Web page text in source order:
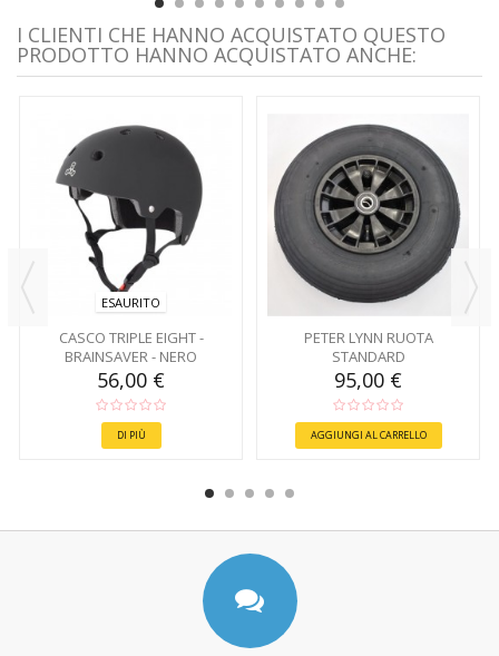
I CLIENTI CHE HANNO ACQUISTATO QUESTO
PRODOTTO HANNO ACQUISTATO ANCHE:
ESAURITO
CASCO TRIPLE EIGHT -
BRAINSAVER - NERO
56,00 €
DI PIÙ
PETER LYNN RUOTA
STANDARD
95,00 €
AGGIUNGI AL CARRELLO